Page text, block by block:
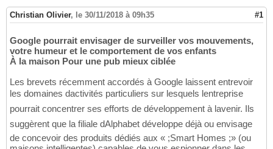
Christian Olivier, le 30/11/2018 à 09h35 #1
Google pourrait envisager de surveiller vos mouvements,
votre humeur et le comportement de vos enfants
À la maison Pour une pub mieux ciblée
Les brevets récemment accordés à Google laissent entrevoir
les domaines dactivités particuliers sur lesquels lentreprise
pourrait concentrer ses efforts de développement à lavenir. Ils
suggèrent que la filiale dAlphabet développe déjà ou envisage
de concevoir des produits dédiés aux « ;Smart Homes ;» (ou